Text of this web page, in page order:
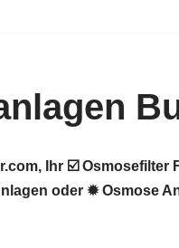
Ihr ☑️
oder ✹ Osmose